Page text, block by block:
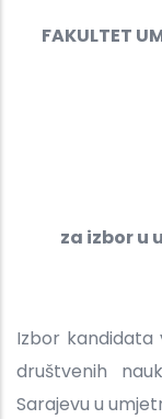
FAKULTET
za izbor u
Izbor kandidata
društvenih
Sarajevu u